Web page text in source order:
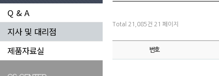
Q & A
지사 및 대리점
제품자료실
Total 21,085건 21 페이지
번호